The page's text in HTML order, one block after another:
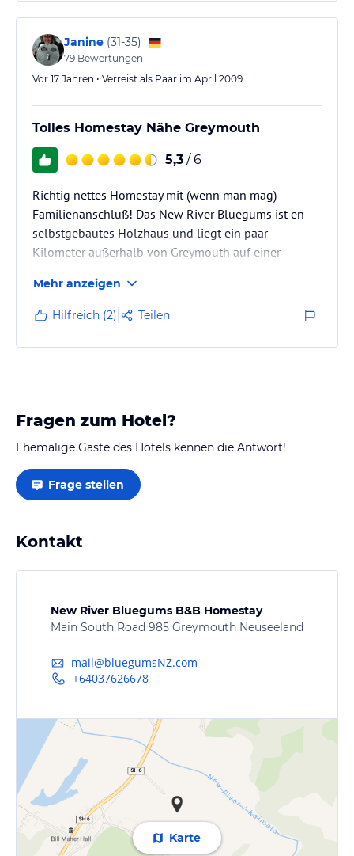
Nord- und Südinsel im New River Bluegums
übernachtet.
Janine (31-35)
79 Bewertungen
Vor 17 Jahren • Verreist als Paar im April 2009
Tolles Homestay Nähe Greymouth
5,3 / 6
Richtig nettes Homestay mit (wenn man mag)
Familienanschluß! Das New River Bluegums ist en
selbstgebautes Holzhaus und liegt ein paar
Kilometer außerhalb von Greymouth auf einer
Es gibt ein Zimmer im Haupthaus (in welchem wir
übernachtet haben) und zwei Cottages etwas
zurückversetzt. Wir hatten die freie Wahl, alle Zimmer
waren frei - wir haben uns dann für das auch von uns
Mehr anzeigen
Hilfreich (2) Teilen
Fragen zum Hotel?
Ehemalige Gäste des Hotels kennen die Antwort!
Frage stellen
Kontakt
New River Bluegums B&B Homestay
Main South Road 985 Greymouth Neuseeland
mail@bluegumsNZ.com
+64037626678
Karte